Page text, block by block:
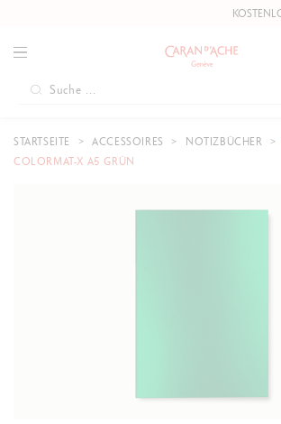
STARTSEITE ACCESSOIRES NOTIZBÜCHER
COLORMAT-X A5 GRÜN